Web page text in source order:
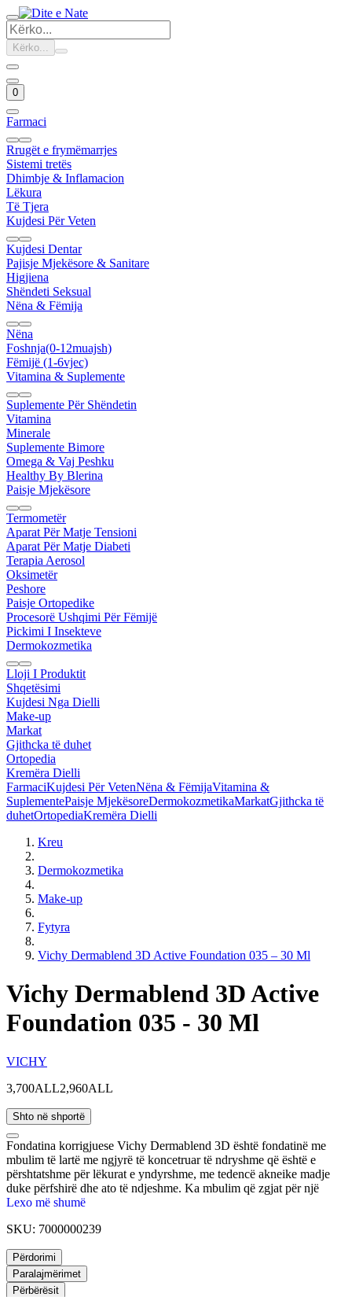
Kërko...
0
Farmaci
Rrugët e frymëmarrjes
Sistemi tretës
Dhimbje & Inflamacion
Lëkura
Të Tjera
Kujdesi Për Veten
Kujdesi Dentar
Pajisje Mjekësore & Sanitare
Higjiena
Shëndeti Seksual
Nëna & Fëmija
Nëna
Foshnja(0-12muajsh)
Fëmijë (1-6vjec)
Vitamina & Suplemente
Suplemente Për Shëndetin
Vitamina
Minerale
Suplemente Bimore
Omega & Vaj Peshku
Healthy By Blerina
Paisje Mjekësore
Termometër
Aparat Për Matje Tensioni
Aparat Për Matje Diabeti
Terapia Aerosol
Oksimetër
Peshore
Paisje Ortopedike
Procesorë Ushqimi Për Fëmijë
Pickimi I Insekteve
Dermokozmetika
Lloji I Produktit
Shqetësimi
Kujdesi Nga Dielli
Make-up
Markat
Gjithcka të duhet
Ortopedia
Kremëra Dielli
FarmaciKujdesi Për VetenNëna & FëmijaVitamina &
SuplementePaisje MjekësoreDermokozmetikaMarkatGjithcka të
duhetOrtopediaKremëra Dielli
Kreu
Dermokozmetika
Make-up
Fytyra
Vichy Dermablend 3D Active Foundation 035 – 30 Ml
Vichy Dermablend 3D Active
Foundation 035 - 30 Ml
VICHY
3,700ALL2,960ALL
Shto në shportë
Fondatina korrigjuese Vichy Dermablend 3D është fondatinë me
mbulim të lartë me ngjyrë të koncetruar të ndryshme që është e
përshtatshme për lëkurat e yndyrshme, me tedencë akneike madje
duke përfshirë dhe ato të ndjeshme. Ka mbulim që zgjat për një
kohë të gjatë deri në 16 orë dhe hidraton lëkurën për 24 orë pa e
rrathët e zinj, rozacea, vitiligo, tatuazhet dhe gërvishtjet. Fondatina
siguron që nuk ka mbetje pigmentesh në lëkurë.
Lexo më shumë
SKU: 7000000239
Përdorimi
Paralajmërimet
Përbërësit